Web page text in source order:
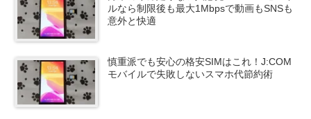
ルなら制限後も最大1Mbpsで動画もSNSも
意外と快適
慎重派でも安心の格安SIMはこれ！J:COM
モバイルで失敗しないスマホ代節約術